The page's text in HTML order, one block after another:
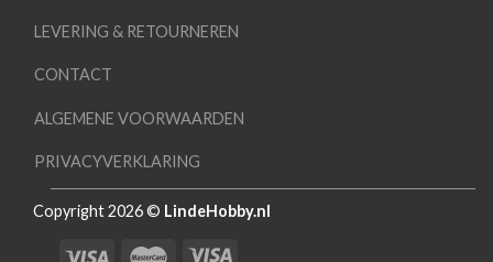
LEVERING & RETOURNEREN
CONTACT
ALGEMENE VOORWAARDEN
PRIVACYVERKLARING
Copyright 2026 © LindeHobby.nl